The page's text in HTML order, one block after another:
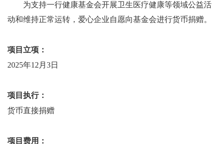
为支持一行健康基金会开展卫生医疗健康等领域公益活
动和维持正常运转， 爱心企业自愿向基金会进行货币捐赠。
项目立项：
2025年12月3日
项目执行：
货币直接捐赠
项目费用：